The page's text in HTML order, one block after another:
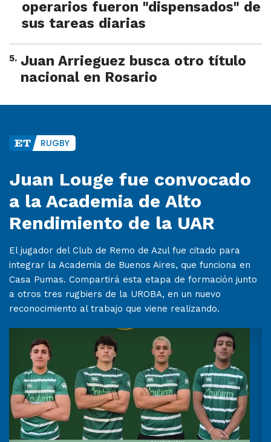
operarios fueron "dispensados" de
sus tareas diarias
5. Juan Arrieguez busca otro título
nacional en Rosario
RUGBY
Juan Louge fue convocado
a la Academia de Alto
Rendimiento de la UAR
El jugador del Club de Remo de Azul fue citado para
integrar la Academia de Buenos Aires, que funciona en
Casa Pumas. Compartirá esta etapa de formación junto
a otros tres rugbiers de la UROBA, en un nuevo
reconocimiento al trabajo que viene realizando.